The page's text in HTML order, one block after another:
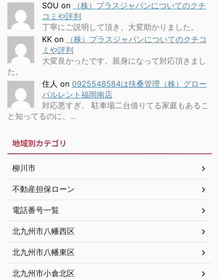
SOU on
（株）プラスジャパンについてのクチ
コミや評判
丁寧にご説明して頂き、大変助かりました。
KK on
（株）プラスジャパンについてのクチコ
ミや評判
大変良かったです。親身になって対応頂きまし
た。
住人 on 0925548584は扶桑管理（株）グロー
バルレント福岡南店
対応悪すぎ。 駐車場二台借りてる家庭もあるこ
と知ってるのに、…
地域別カテゴリ
柳川市
不動産担保ローン
電話番号一覧
北九州市八幡西区
北九州市八幡東区
北九州市小倉北区